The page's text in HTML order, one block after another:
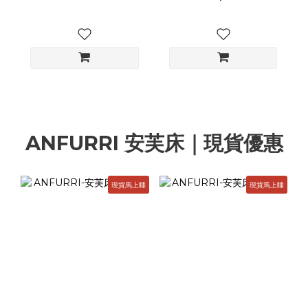
ANFURRI 安芙床｜現貨優惠
現貨馬上睡 現貨馬上睡